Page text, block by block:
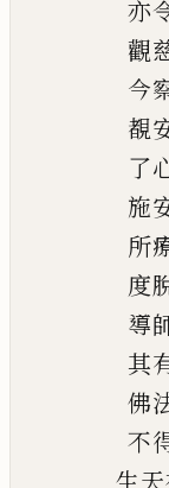
亦
觀
今
覩
了
施
所
度
導
其
佛
不
生